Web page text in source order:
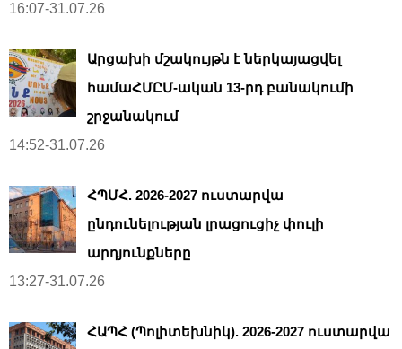
16:07-31.07.26
Արցախի մշակույթն է ներկայացվել
համաՀՄԸՄ-ական 13-րդ բանակումի
շրջանակում
14:52-31.07.26
ՀՊՄՀ. 2026-2027 ուստարվա
ընդունելության լրացուցիչ փուլի
արդյունքները
13:27-31.07.26
ՀԱՊՀ (Պոլիտեխնիկ). 2026-2027 ուստարվա